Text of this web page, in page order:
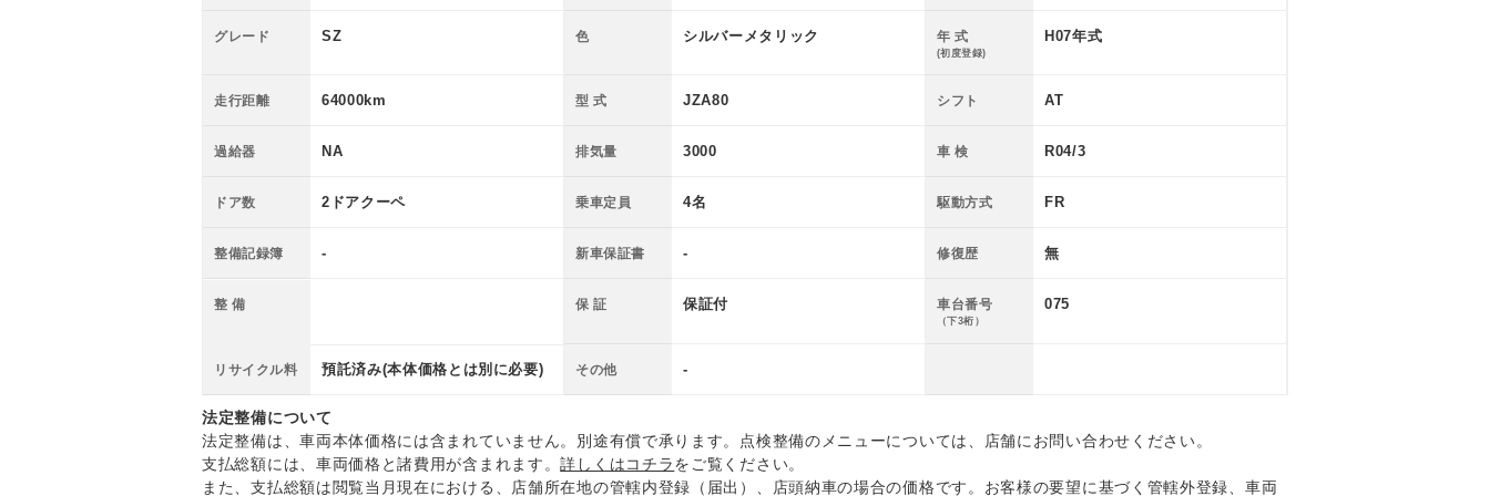
グレード SZ 色 シルバーメタリック 年 式
(初度登録)
H07年式
走行距離 64000km 型 式 JZA80 シフト AT
過給器 NA 排気量 3000 車 検 R04/3
ドア数 2ドアクーペ 乗車定員 4名 駆動方式 FR
整備記録簿 - 新車保証書 - 修復歴 無
整 備 保 証 保証付 車台番号
（下3桁）
075
リサイクル料 預託済み(本体価格とは別に必要) その他 -
法定整備について
法定整備は、車両本体価格には含まれていません。別途有償で承ります。点検整備のメニューについては、店舗にお問い合わせください。
支払総額には、車両価格と諸費用が含まれます。詳しくはコチラをご覧ください。
また、支払総額は閲覧当月現在における、店舗所在地の管轄内登録（届出）、店頭納車の場合の価格です。お客様の要望に基づく管轄外登録、車両